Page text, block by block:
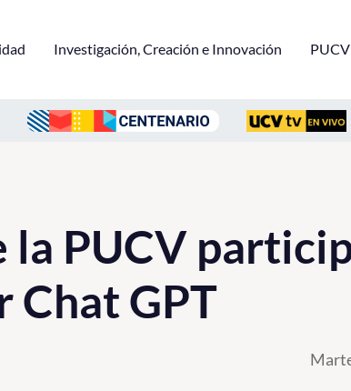
Investigación, Creación e Innovación
la PUCV
Chat GPT